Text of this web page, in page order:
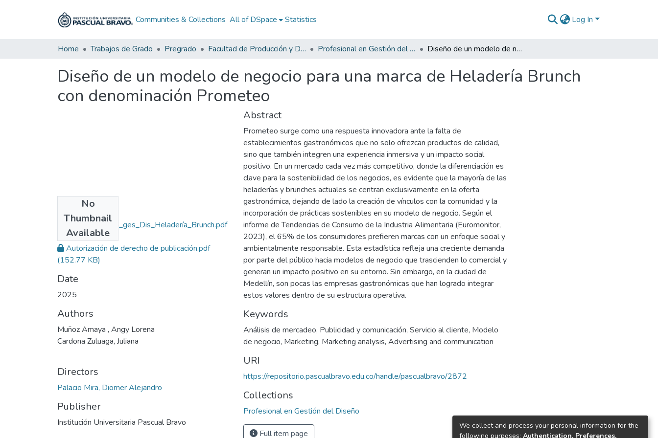
Communities & Collections All of DSpace Statistics Log In
Home Trabajos de Grado Pregrado Facultad de Producción y Diseño Profesional en Gestión del Diseño Diseño de un modelo de negocio para una marca de Heladería Brunch con denominación Prometeo
Diseño de un modelo de negocio para una marca de Heladería Brunch
con denominación Prometeo
No
Thumbnail
Available
Rep_IUPB_Pro_ges_Dis_Heladería_Brunch.pdf
(769.98 KB)
Autorización de derecho de publicación.pdf
(152.77 KB)
Date
2025
Authors
Muñoz Amaya , Angy Lorena
Cardona Zuluaga, Juliana
Directors
Palacio Mira, Diomer Alejandro
Publisher
Institución Universitaria Pascual Bravo
Abstract
Prometeo surge como una respuesta innovadora ante la falta de
establecimientos gastronómicos que no solo ofrezcan productos de calidad,
sino que también integren una experiencia inmersiva y un impacto social
positivo. En un mercado cada vez más competitivo, donde la diferenciación es
clave para la sostenibilidad de los negocios, es evidente que la mayoría de las
heladerías y brunches actuales se centran exclusivamente en la oferta
gastronómica, dejando de lado la creación de vínculos con la comunidad y la
incorporación de prácticas sostenibles en su modelo de negocio. Según el
informe de Tendencias de Consumo de la Industria Alimentaria (Euromonitor,
2023), el 65% de los consumidores prefieren marcas con un enfoque social y
ambientalmente responsable. Esta estadística refleja una creciente demanda
por parte del público hacia modelos de negocio que trascienden lo comercial y
generan un impacto positivo en su entorno. Sin embargo, en la ciudad de
Medellín, son pocas las empresas gastronómicas que han logrado integrar
estos valores dentro de su estructura operativa.
Keywords
Análisis de mercadeo, Publicidad y comunicación, Servicio al cliente, Modelo
de negocio, Marketing, Marketing analysis, Advertising and communication
URI
https://repositorio.pascualbravo.edu.co/handle/pascualbravo/2872
Collections
Profesional en Gestión del Diseño
Full item page
We collect and process your personal information for the
following purposes: Authentication, Preferences,